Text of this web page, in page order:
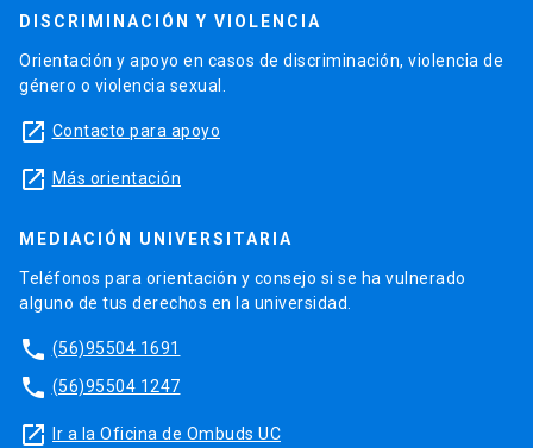
DISCRIMINACIÓN Y VIOLENCIA
Orientación y apoyo en casos de discriminación, violencia de
género o violencia sexual.
launch Contacto para apoyo
launch Más orientación
MEDIACIÓN UNIVERSITARIA
Teléfonos para orientación y consejo si se ha vulnerado
alguno de tus derechos en la universidad.
phone (56)95504 1691
phone (56)95504 1247
launch Ir a la Oficina de Ombuds UC